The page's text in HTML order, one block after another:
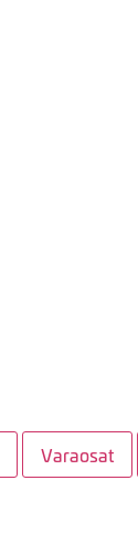
Varaosat